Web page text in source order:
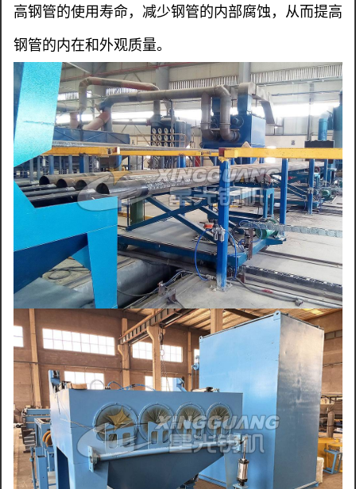
高钢管的使用寿命，减少钢管的内部腐蚀，从而提高
钢管的内在和外观质量。